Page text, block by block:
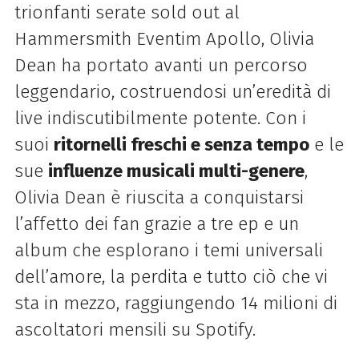
trionfanti serate sold out al
Hammersmith Eventim Apollo, Olivia
Dean ha portato avanti un percorso
leggendario, costruendosi un’eredità di
live indiscutibilmente potente. Con i
suoi ritornelli freschi e senza tempoe le
sue influenze musicali multi-genere,
Olivia Dean è riuscita a conquistarsi
l’affetto dei fan grazie a tre ep e un
album che esplorano i temi universali
dell’amore, la perdita e tutto ciò che vi
sta in mezzo, raggiungendo 14 milioni di
ascoltatori mensili su Spotify.